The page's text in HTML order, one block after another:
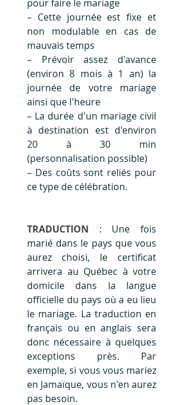
pour faire le mariage
– Cette journée est fixe et
non modulable en cas de
mauvais temps
– Prévoir assez d'avance
(environ 8 mois à 1 an) la
journée de votre mariage
ainsi que l'heure
– La durée d'un mariage civil
à destination est d'environ
20 à 30 min
(personnalisation possible)
– Des coûts sont reliés pour
ce type de célébration.
TRADUCTION
: Une fois
marié dans le pays que vous
aurez choisi, le certificat
arrivera au Québec à votre
domicile dans la langue
officielle du pays où a eu lieu
le mariage. La traduction en
français ou en anglais sera
donc nécessaire à quelques
exceptions près. Par
exemple, si vous vous mariez
en Jamaïque, vous n'en aurez
pas besoin.